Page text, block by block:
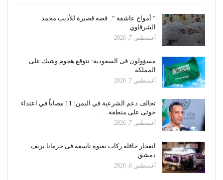
” أمواج عاشقة “.. قصة قصيرة للأديب محمد
الشرقاوي
أغسطس 7, 2026
مسؤولون فى السعودية: نتوقع هجوم وشيك على
المملكة
أغسطس 7, 2026
تحالف دعم الشرعية في اليمن: 11 مصاباً في اعتداء
حوثى على منطقة…
أغسطس 7, 2026
انفجار حافلة ركاب بعبوة ناسفة فى جرمانا بريف
دمشق
أغسطس 6, 2026